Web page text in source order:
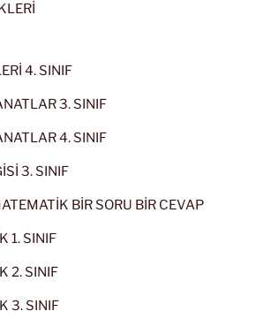
4. SINIF
3. SINIF
4. SINIF
3. SINIF
BİR SORU BİR CEVAP
1. SINIF
2. SINIF
3. SINIF